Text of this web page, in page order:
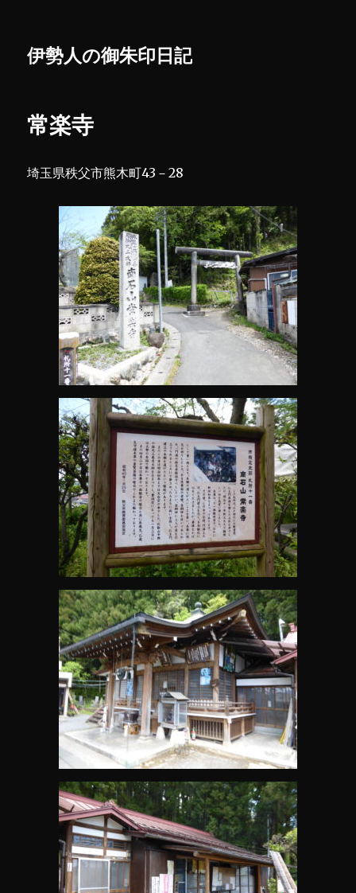
伊勢人の御朱印日記
常楽寺
埼玉県秩父市熊木町43－28